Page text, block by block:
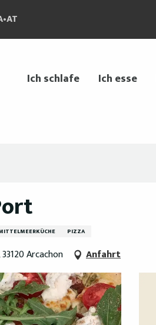
Ich schlafe Ich esse
PIZZA
Arcachon Anfahrt